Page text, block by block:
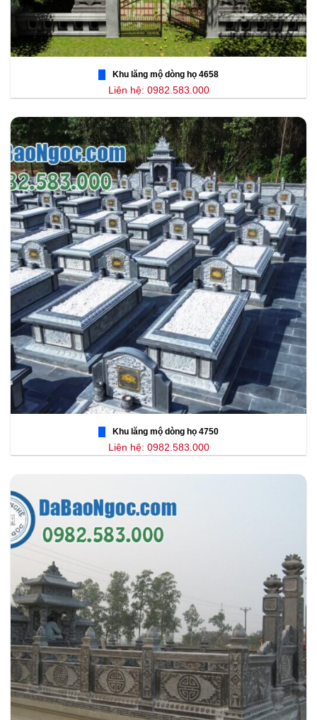
Khu lăng mộ dòng họ 4658
Liên hệ: 0982.583.000
Khu lăng mộ dòng họ 4750
Liên hệ: 0982.583.000